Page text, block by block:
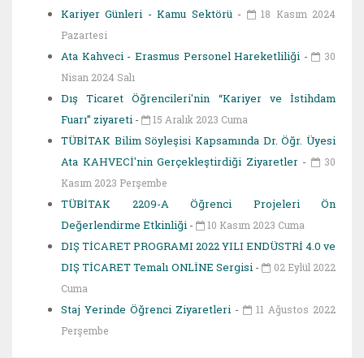
Kariyer Günleri - Kamu Sektörü -
18 Kasım 2024
Pazartesi
Ata Kahveci - Erasmus Personel Hareketliliği -
30
Nisan 2024 Salı
Dış Ticaret Öğrencileri'nin “Kariyer ve İstihdam
Fuarı” ziyareti - 15 Aralık 2023 Cuma
TÜBİTAK Bilim Söyleşisi Kapsamında Dr. Öğr. Üyesi
Ata KAHVECİ'nin Gerçekleştirdiği Ziyaretler -
30
Kasım 2023 Perşembe
TÜBİTAK 2209-A Öğrenci Projeleri Ön
Değerlendirme Etkinliği - 10 Kasım 2023 Cuma
DIŞ TİCARET PROGRAMI 2022 YILI ENDÜSTRİ 4.0 ve
DIŞ TİCARET Temalı ONLİNE Sergisi -
02 Eylül 2022
Cuma
Staj Yerinde Öğrenci Ziyaretleri -
11 Ağustos 2022
Perşembe